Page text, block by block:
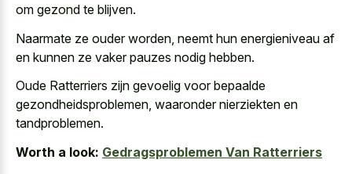
om gezond te blijven.
Naarmate ze ouder worden, neemt hun energieniveau af
en kunnen ze vaker pauzes nodig hebben.
Oude Ratterriers zijn gevoelig voor bepaalde
gezondheidsproblemen, waaronder nierziekten en
tandproblemen.
Worth a look: Gedragsproblemen Van Ratterriers